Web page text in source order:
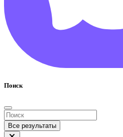
Поиск
Все результаты